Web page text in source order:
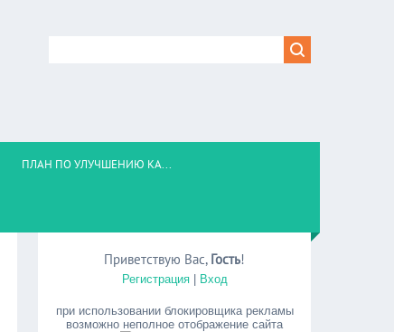
ПЛАН ПО УЛУЧШЕНИЮ КА...
Приветствую Вас, Гость!
Регистрация| Вход
при использовании блокировщика рекламы
возможно неполное отображение сайта